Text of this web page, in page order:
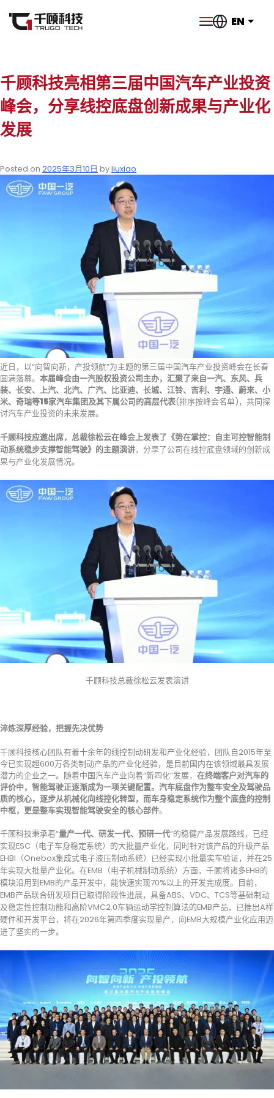
EN
千顾科技亮相第三届中国汽车产业投资
峰会，分享线控底盘创新成果与产业化
发展
Posted on 2025年3月10日 byliuxiao
近日，以“向智向新，产投领航”为主题的第三届中国汽车产业投资峰会在长春
圆满落幕。 本届峰会由一汽股权投资公司主办，汇聚了来自一汽、东风、兵
装、长安、上汽、北汽、广汽、比亚迪、长城、江铃、吉利、宇通、蔚来、小
米、奇瑞等15家汽车集团及其下属公司的高层代表(排序按峰会名单)，共同探
讨汽车产业投资的未来发展。
千顾科技应邀出席，总裁徐松云在峰会上发表了《势在掌控：自主可控智能制
动系统稳步支撑智能驾驶》的主题演讲，分享了公司在线控底盘领域的创新成
果与产业化发展情况。
千顾科技总裁徐松云发表演讲
淬炼深厚经验，把握先决优势
千顾科技核心团队有着十余年的线控制动研发和产业化经验，团队自2015年至
今已实现超600万各类制动产品的产业化经验，是目前国内在该领域最具发展
潜力的企业之一。随着中国汽车产业向着“新四化”发展， 在终端客户对汽车的
评价中，智能驾驶正逐渐成为一项关键配置。汽车底盘作为整车安全及驾驶品
质的核心，逐步从机械化向线控化转型，而车身稳定系统作为整个底盘的控制
中枢，更是整车实现智能驾驶安全的核心部件。
千顾科技秉承着“量产一代、研发一代、预研一代”的稳健产品发展路线，已经
实现ESC（电子车身稳定系统）的大批量产业化，同时针对该产品的升级产品
EHBI（Onebox集成式电子液压制动系统）已经实现小批量实车验证，并在25
年实现大批量产业化。在EMB（电子机械制动系统）方面，千顾将诸多EHB的
模块沿用到EMB的产品开发中，能快速实现70%以上的开发完成度。目前，
EMB产品联合研发项目已取得阶段性进展，具备ABS、VDC、TCS等基础制动
及稳定性控制功能和高阶VMC2.0车辆运动学控制算法的EMB产品，已推出A样
硬件和开发平台，将在2026年第四季度实现量产，向EMB大规模产业化应用迈
进了坚实的一步。